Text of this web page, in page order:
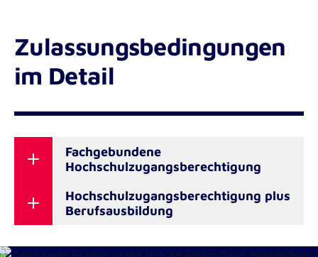
Zulassungsbedingungen
im Detail
Fachgebundene
Hochschulzugangsberechtigung
Sie haben eine Berufsausbildung im
Gesundheitswesen* abgeschlossen.
Hochschulzugangsberechtigung plus
Berufsausbildung